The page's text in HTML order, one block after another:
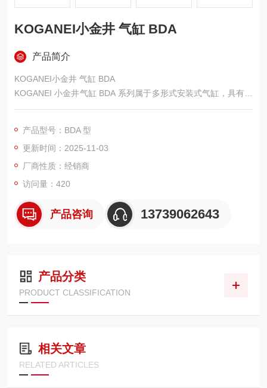
KOGANEI小金井 气缸 BDA
产品简介
KOGANEI小金井 气缸 BDA
KOGANEI 小金井气缸 BDA 系列属于多形式安装式气缸，具有安
装灵活、可搭载传感器等特点，以下是具体介绍：
产品特点：可装配传感器：能够装配易搭载的小型 4mm 的角形
传感器，方便对气缸的位置等状态进行检测和控制，且位置调节
简单易行。
无回转型产品可选：备有无回转型产品，通过导向销可实现较高
安装方式多样：有多
产品型号：BDA 型
更新时间：2025-11-03
厂商性质：经销商
访问量：420
产品咨询 13739062643
产品分类
PRODUCT CLASSIFICATION
相关文章
RELATED ARTICLES